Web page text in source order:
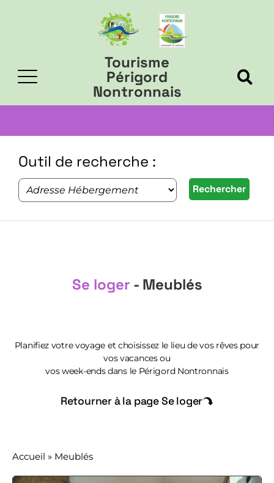
Tourisme
Périgord
Nontronnais
Outil de recherche :
Se loger - Meublés
Planifiez votre voyage et choisissez le lieu de vos rêves pour
vos vacances ou
vos week-ends dans le Périgord Nontronnais
Retourner à la page Se loger
Accueil » Meublés